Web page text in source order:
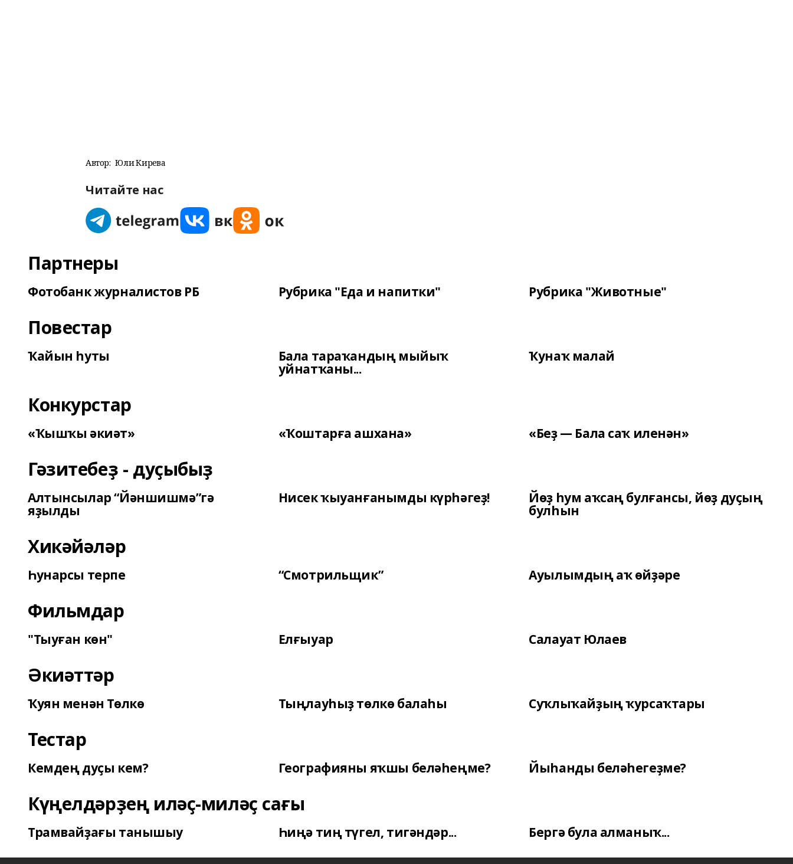
Автор: Юлиә Кирәева
Читайте нас
Партнеры
Фотобанк журналистов РБ Рубрика "Еда и напитки" Рубрика "Животные"
Повестар
Ҡайын һуты Бала тараҡандың мыйыҡ
уйнатҡаны...
Ҡунаҡ малай
Конкурстар
«Ҡышҡы әкиәт» «Ҡоштарға ашхана» «Беҙ — Бала саҡ иленән»
Гәзитебеҙ - дуҫыбыҙ
Алтынсылар “Йәншишмә”гә
яҙылды
Нисек ҡыуанғанымды күрһәгеҙ! Йөҙ һум аҡсаң булғансы, йөҙ дуҫың
булһын
Хикәйәләр
Һунарсы терпе “Смотрильщик” Ауылымдың аҡ өйҙәре
Фильмдар
"Тыуған көн" Елғыуар Салауат Юлаев
Әкиәттәр
Ҡуян менән Төлкө Тыңлауһыҙ төлкө балаһы Суҡлыҡайҙың ҡурсаҡтары
Тестар
Кемдең дуҫы кем? Географияны яҡшы беләһеңме? Йыһанды беләһегеҙме?
Күңелдәрҙең иләҫ-миләҫ сағы
Трамвайҙағы танышыу Һиңә тиң түгел, тигәндәр... Бергә була алманыҡ...